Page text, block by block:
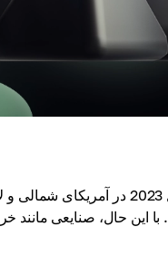
با این حال، صنایعی